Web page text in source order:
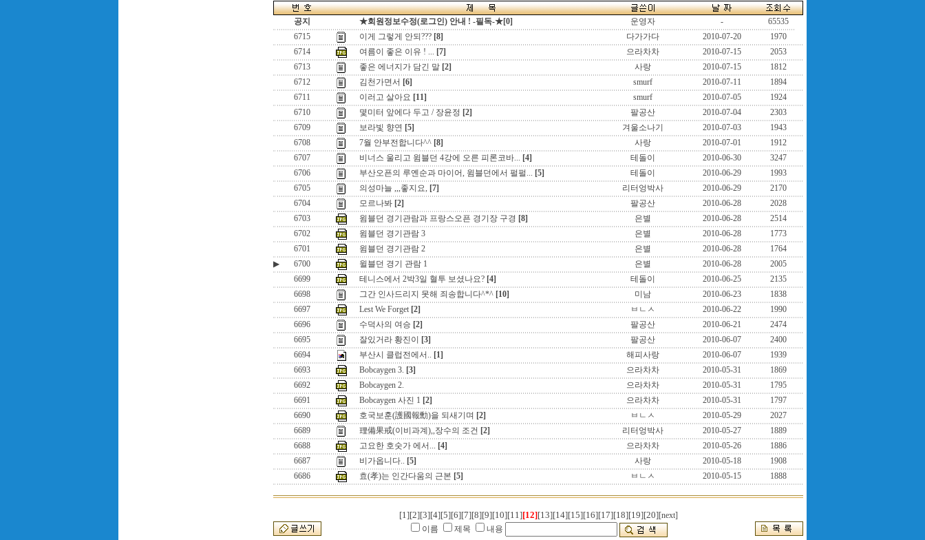
공지 ★회원정보수정(로그인) 안내 ! -필독-★[0] 운영자 -
65535
6715
이게 그렇게 안되??? [8] 다가가다 2010-07-20
1970
6714
여름이 좋은 이유 ! ... [7] 으라차차 2010-07-15
2053
6713
좋은 에너지가 담긴 말 [2] 사랑 2010-07-15
1812
6712
김천가면서 [6] smurf 2010-07-11
1894
6711
이러고 살아요 [11] smurf 2010-07-05
1924
6710
몇미터 앞에다 두고 / 장윤정 [2] 팔공산 2010-07-04
2303
6709
보라빛 향연 [5] 겨울소나기 2010-07-03
1943
6708
7월 안부전합니다^^ [8] 사랑 2010-07-01
1912
6707
비너스 울리고 윔블던 4강에 오른 피론코바... [4] 테돌이 2010-06-30
3247
6706
부산오픈의 루옌순과 마이어, 윔블던에서 펄펄... [5] 테돌이 2010-06-29
1993
6705
의성마늘 ,,,좋지요, [7] 리터엉박사 2010-06-29
2170
6704
모르나봐 [2] 팔공산 2010-06-28
2028
6703
윔블던 경기관람과 프랑스오픈 경기장 구경 [8] 은별 2010-06-28
2514
6702
윔블던 경기관람 3 은별 2010-06-28
1773
6701
윔블던 경기관람 2 은별 2010-06-28
1764
▶
6700 윌블던 경기 관람 1 은별 2010-06-28
2005
6699
테니스에서 2박3일 혈투 보셨나요? [4] 테돌이 2010-06-25
2135
6698
그간 인사드리지 못해 죄송합니다^*^ [10] 미남 2010-06-23
1838
6697
Lest We Forget [2] ㅂㄴㅅ 2010-06-22
1990
6696
수덕사의 여승 [2] 팔공산 2010-06-21
2474
6695
잘있거라 황진이 [3] 팔공산 2010-06-07
2400
6694
부산시 클럽전에서.. [1] 해피사랑 2010-06-07
1939
6693
Bobcaygen 3. [3] 으라차차 2010-05-31
1869
6692
Bobcaygen 2. 으라차차 2010-05-31
1795
6691
Bobcaygen 사진 1 [2] 으라차차 2010-05-31
1797
6690
호국보훈(護國報勳)을 되새기며 [2] ㅂㄴㅅ 2010-05-29
2027
6689
理備果戒(이비과계),,장수의 조건 [2] 리터엉박사 2010-05-27
1889
6688
고요한 호숫가 에서... [4] 으라차차 2010-05-26
1886
6687
비가옵니다.. [5] 사랑 2010-05-18
1908
6686
효(孝)는 인간다움의 근본 [5] ㅂㄴㅅ 2010-05-15 1888
[1][2][3][4][5][6][7][8][9][10][11][12][13][14][15][16][17][18][19][20][next]
이름
제목 내용